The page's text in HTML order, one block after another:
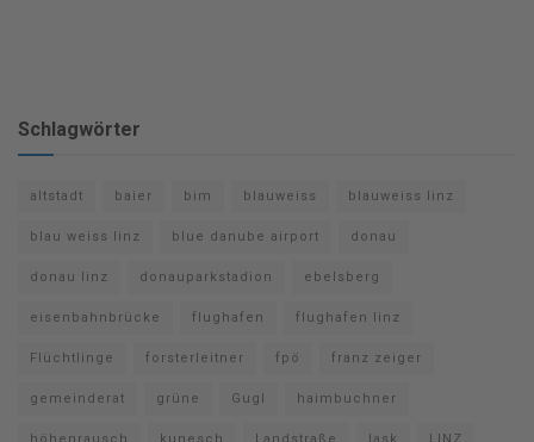
Schlagwörter
altstadt baier bim blauweiss blauweiss linz
blau weiss linz blue danube airport donau
donau linz donauparkstadion ebelsberg
eisenbahnbrücke flughafen flughafen linz
Flüchtlinge forsterleitner fpö franz zeiger
gemeinderat grüne Gugl haimbuchner